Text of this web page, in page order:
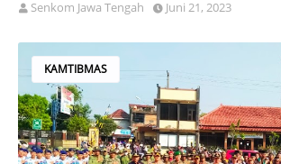
Senkom Jawa Tengah Juni 21, 2023
KAMTIBMAS